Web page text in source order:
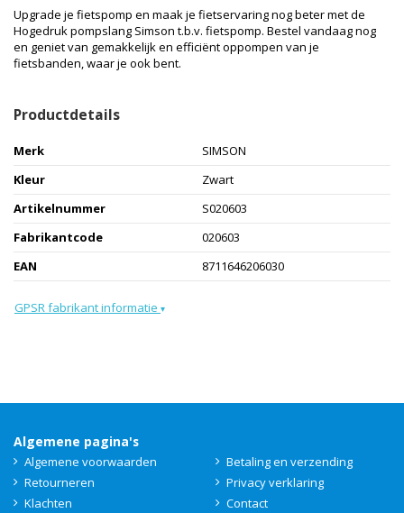
Upgrade je fietspomp en maak je fietservaring nog beter met de
Hogedruk pompslang Simson t.b.v. fietspomp. Bestel vandaag nog
en geniet van gemakkelijk en efficiënt oppompen van je
fietsbanden, waar je ook bent.
Productdetails
Merk
SIMSON
Kleur
Zwart
Artikelnummer
S020603
Fabrikantcode
020603
EAN
8711646206030
GPSR fabrikant informatie ▾
Algemene pagina's
Algemene voorwaarden
Betaling en verzending
Retourneren
Privacy verklaring
Klachten
Contact